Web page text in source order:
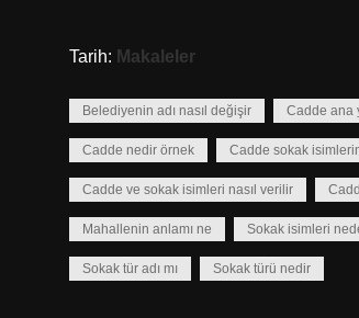
Tarih: Makaleler
Belediyenin adı nasıl değişir Cadde ana
Cadde nedir örnek Cadde sokak
Cadde ve sokak isimleri nasıl verilir
Mahallenin anlamı ne Sokak isimleri
Sokak tür adı mı Sokak türü nedir